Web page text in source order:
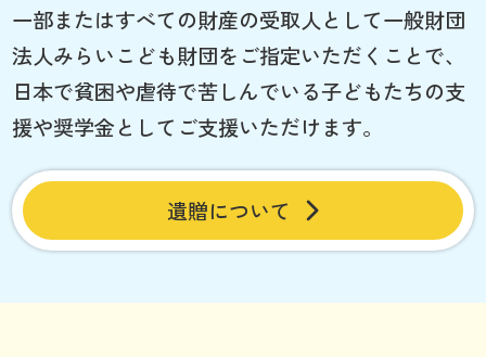
一部またはすべての財産の受取人として一般財団
法人みらいこども財団をご指定いただくことで、
日本で貧困や虐待で苦しんでいる子どもたちの支
援や奨学金としてご支援いただけます。
遺贈について